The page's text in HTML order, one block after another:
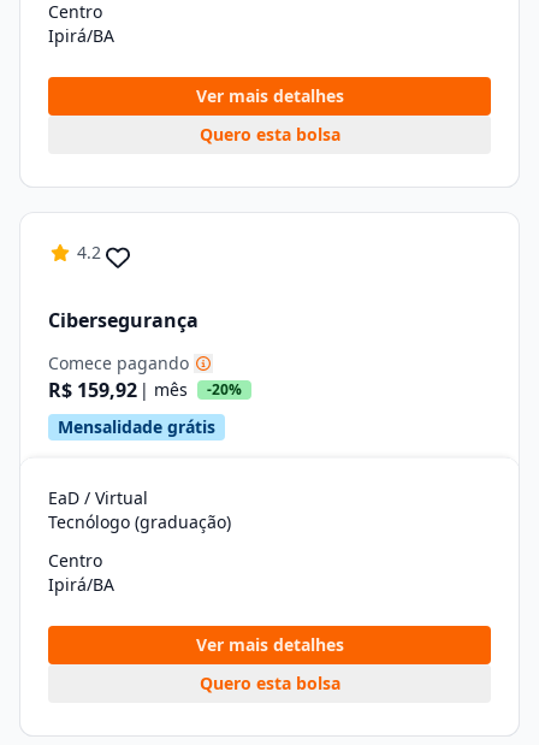
Centro
Ipirá/BA
Ver mais detalhes
Quero esta bolsa
4.2
Cibersegurança
Comece pagando
R$ 159,92 | mês -20%
Mensalidade grátis
EaD / Virtual
Tecnólogo (graduação)
Centro
Ipirá/BA
Ver mais detalhes
Quero esta bolsa